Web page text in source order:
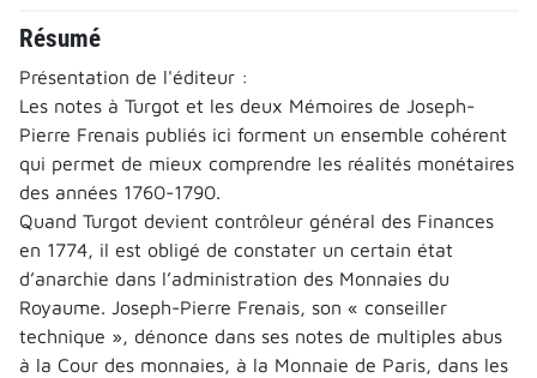
Résumé
Présentation de l'éditeur :
Les notes à Turgot et les deux Mémoires de Joseph-
Pierre Frenais publiés ici forment un ensemble cohérent
qui permet de mieux comprendre les réalités monétaires
des années 1760-1790.
Quand Turgot devient contrôleur général des Finances
en 1774, il est obligé de constater un certain état
d’anarchie dans l’administration des Monnaies du
Royaume. Joseph-Pierre Frenais, son « conseiller
technique », dénonce dans ses notes de multiples abus
à la Cour des monnaies, à la Monnaie de Paris, dans les